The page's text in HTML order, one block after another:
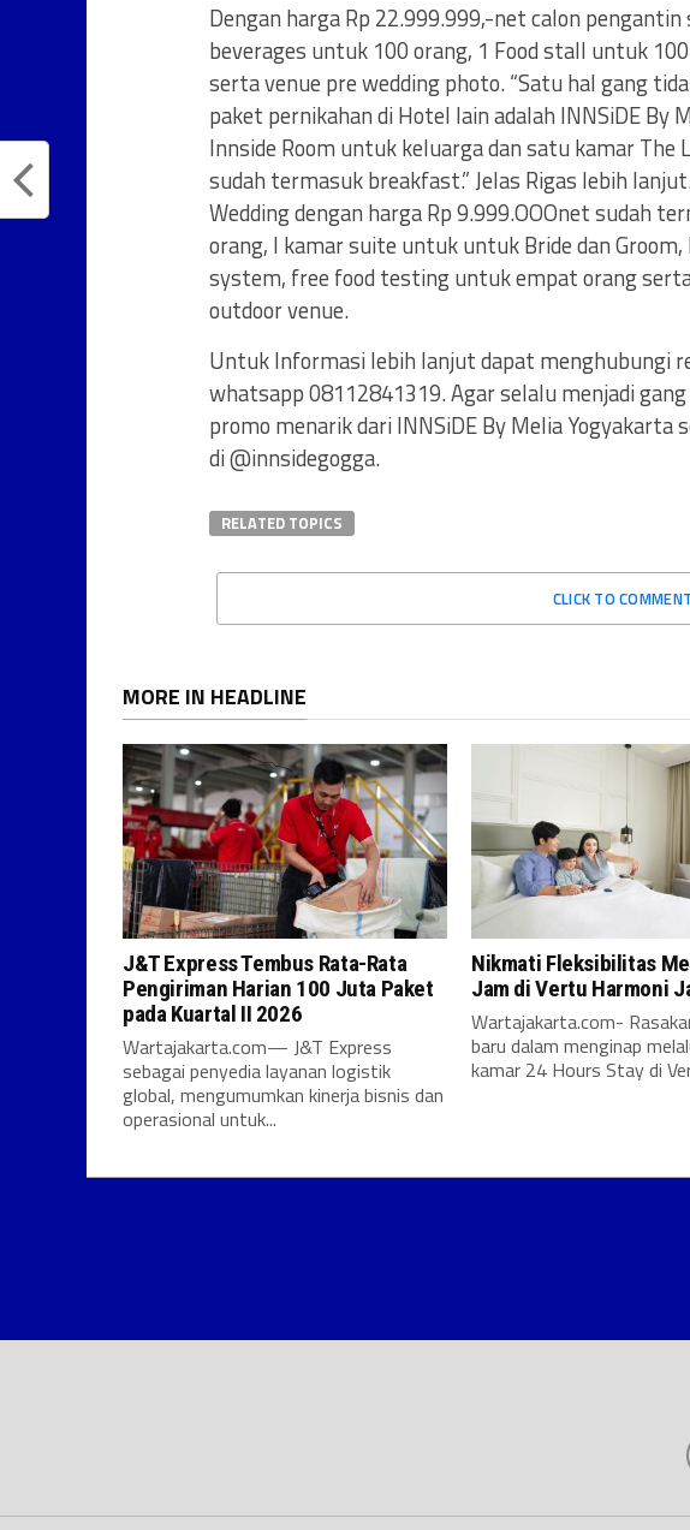
Dengan harga Rp 22.999.999,-net calon
beverages untuk 100 orang, 1 Food stall untuk
serta venue pre wedding photo. “Satu hal gang
paket pernikahan di Hotel lain adalah INNSiDE By
Innside Room untuk keluarga dan satu kamar
sudah termasuk breakfast.” Jelas Rigas lebih
Wedding dengan harga Rp 9.999.OOOnet sudah
orang, I kamar suite untuk untuk Bride dan
system, free food testing untuk empat orang
outdoor venue.
Untuk Informasi lebih lanjut dapat menghubungi
whatsapp 08112841319. Agar selalu menjadi
promo menarik dari INNSiDE By Melia
di @innsidegogga.
RELATED TOPICS
CLICK TO COMMENT
MORE IN HEADLINE
J&T Express Tembus Rata-Rata
Pengiriman Harian 100 Juta Paket
pada Kuartal II 2026
Wartajakarta.com— J&T Express
sebagai penyedia layanan logistik
global, mengumumkan kinerja bisnis dan
operasional untuk...
Nikmati Fleksibilitas
Jam di Vertu Harmoni
Wartajakarta.com-
baru dalam menginap
kamar 24 Hours Stay di